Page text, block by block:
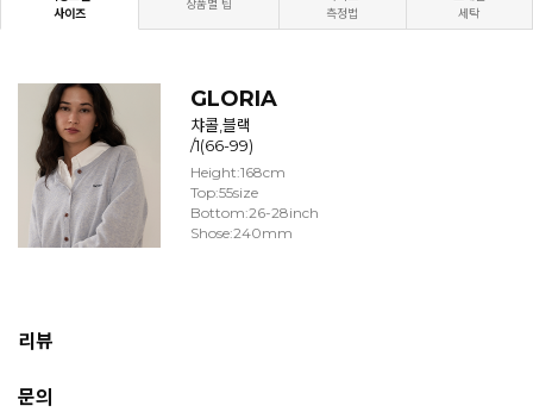
사이즈
상품별 팁
측정법
세탁
GLORIA
챠콜,블랙
/1(66-99)
Height:168cm
Top:55size
Bottom:26-28inch
Shose:240mm
리뷰
문의